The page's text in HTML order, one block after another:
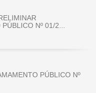
Nº 01/2...
PÚBLICO Nº